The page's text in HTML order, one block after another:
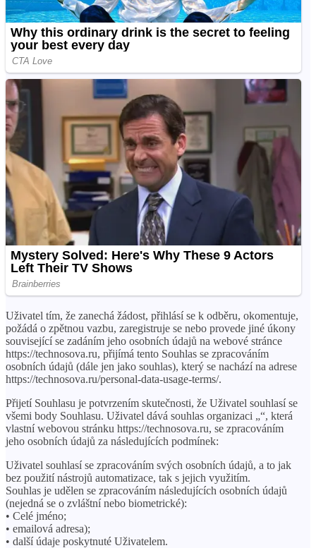
Uživatel tím, že zanechá žádost, přihlásí se k odběru, okomentuje,
požádá o zpětnou vazbu, zaregistruje se nebo provede jiné úkony
související se zadáním jeho osobních údajů na webové stránce
https://technosova.ru, přijímá tento Souhlas se zpracováním
osobních údajů (dále jen jako souhlas), který se nachází na adrese
https://technosova.ru/personal-data-usage-terms/.
Přijetí Souhlasu je potvrzením skutečnosti, že Uživatel souhlasí se
všemi body Souhlasu. Uživatel dává souhlas organizaci „“, která
vlastní webovou stránku https://technosova.ru, se zpracováním
jeho osobních údajů za následujících podmínek:
Uživatel souhlasí se zpracováním svých osobních údajů, a to jak
bez použití nástrojů automatizace, tak s jejich využitím.
Souhlas je udělen se zpracováním následujících osobních údajů
(nejedná se o zvláštní nebo biometrické):
• Celé jméno;
• emailová adresa);
• další údaje poskytnuté Uživatelem.